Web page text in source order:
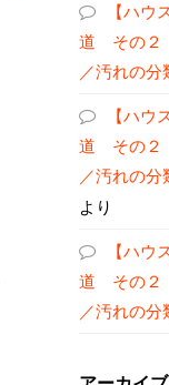
【ハウ
道 その２
／汚れの分
【ハウ
道 その２
／汚れの分
より
【ハウ
道 その２
／汚れの分